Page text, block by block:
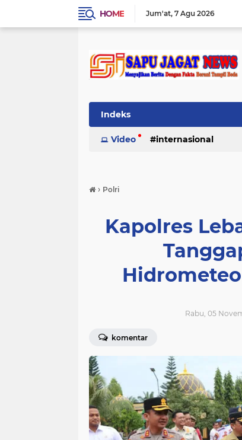
HOME Jum'at 7 Agu 2026
Indeks
Video internasional
› Polri
Kapolres
Rabu, 05
komentar